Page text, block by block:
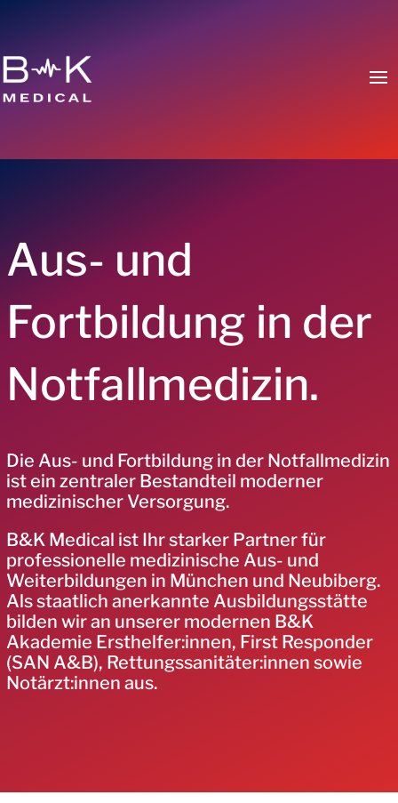
Aus- und
Fortbildung in der
Notfallmedizin.
Die Aus- und Fortbildung in der Notfallmedizin
ist ein zentraler Bestandteil moderner
medizinischer Versorgung.
B&K Medical ist Ihr starker Partner für
professionelle medizinische Aus- und
Weiterbildungen in München und Neubiberg.
Als staatlich anerkannte Ausbildungsstätte
bilden wir an unserer modernen B&K
Akademie Ersthelfer:innen, First Responder
(SAN A&B), Rettungssanitäter:innen sowie
Notärzt:innen aus.